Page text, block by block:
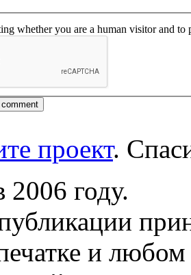
whether you are a human visitor and to
проект.
2006 году.
и